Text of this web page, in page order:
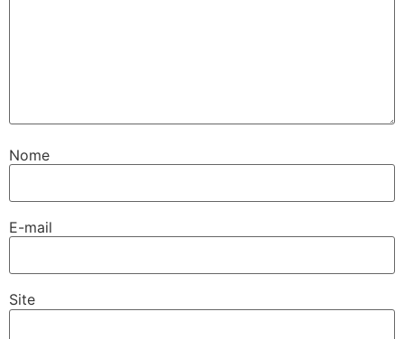
Nome
E-mail
Site